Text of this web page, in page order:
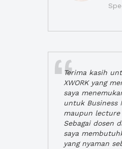
Terima kasih
XWORK yang
saya
untuk Business
maupun lecture
Sebagai dosen
saya
yang nyaman